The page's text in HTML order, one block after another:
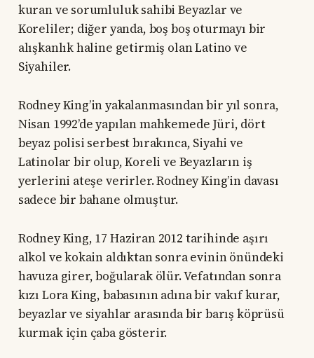
kuran ve sorumluluk sahibi Beyazlar ve
Koreliler; diğer yanda, boş boş oturmayı bir
alışkanlık haline getirmiş olan Latino ve
Siyahiler.
Rodney King’in yakalanmasından bir yıl sonra,
Nisan 1992’de yapılan mahkemede Jüri, dört
beyaz polisi serbest bırakınca, Siyahi ve
Latinolar bir olup, Koreli ve Beyazların iş
yerlerini ateşe verirler. Rodney King’in davası
sadece bir bahane olmuştur.
Rodney King, 17 Haziran 2012 tarihinde aşırı
alkol ve kokain aldıktan sonra evinin önündeki
havuza girer, boğularak ölür. Vefatından sonra
kızı Lora King, babasının adına bir vakıf kurar,
beyazlar ve siyahlar arasında bir barış köprüsü
kurmak için çaba gösterir.